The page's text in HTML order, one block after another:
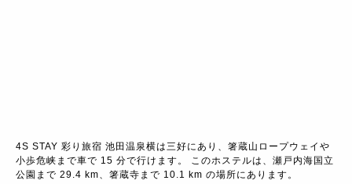
4S STAY 彩り旅宿 池田温泉横は三好にあり、箸蔵山ロープウェイや
小歩危峡まで車で 15 分で行けます。 このホステルは、瀬戸内海国立
公園まで 29.4 km、箸蔵寺まで 10.1 km の場所にあります。